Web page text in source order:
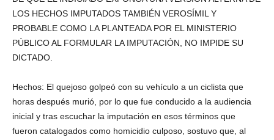
LOS HECHOS IMPUTADOS TAMBIÉN VEROSÍMIL Y
PROBABLE COMO LA PLANTEADA POR EL MINISTERIO
PÚBLICO AL FORMULAR LA IMPUTACIÓN, NO IMPIDE SU
DICTADO.
Hechos: El quejoso golpeó con su vehículo a un ciclista que
horas después murió, por lo que fue conducido a la audiencia
inicial y tras escuchar la imputación en esos términos que
fueron catalogados como homicidio culposo, sostuvo que, al